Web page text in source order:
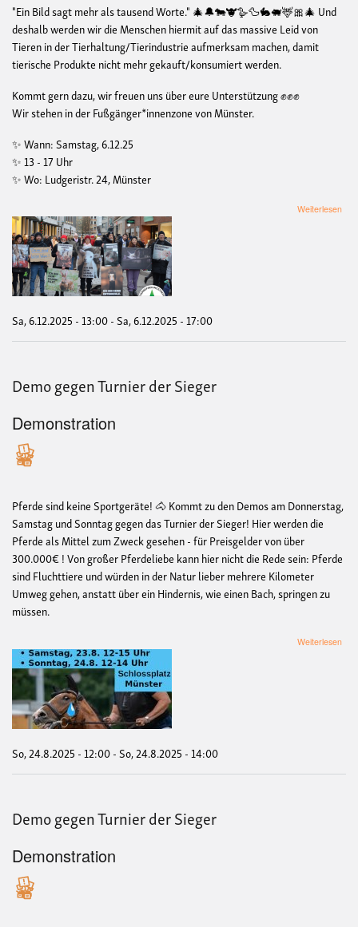
"Ein Bild sagt mehr als tausend Worte." 🎄🔔🐄🐮🪿🦆🐇🐖🦌🎀🎄 Und
deshalb werden wir die Menschen hiermit auf das massive Leid von
Tieren in der Tierhaltung/Tierindustrie aufmerksam machen, damit
tierische Produkte nicht mehr gekauft/konsumiert werden.
Kommt gern dazu, wir freuen uns über eure Unterstützung ✊✊✊
Wir stehen in der Fußgänger*innenzone von Münster.
✨ Wann: Samstag, 6.12.25
✨ 13 - 17 Uhr
✨ Wo: Ludgeristr. 24, Münster
Weiterlesen
Sa, 6.12.2025 - 13:00-Sa, 6.12.2025 - 17:00
Demo gegen Turnier der Sieger
Demonstration
Pferde sind keine Sportgeräte! 🐴 Kommt zu den Demos am Donnerstag,
Samstag und Sonntag gegen das Turnier der Sieger! Hier werden die
Pferde als Mittel zum Zweck gesehen - für Preisgelder von über
300.000€ ! Von großer Pferdeliebe kann hier nicht die Rede sein: Pferde
sind Fluchttiere und würden in der Natur lieber mehrere Kilometer
Umweg gehen, anstatt über ein Hindernis, wie einen Bach, springen zu
müssen.
Weiterlesen
So, 24.8.2025 - 12:00-So, 24.8.2025 - 14:00
Demo gegen Turnier der Sieger
Demonstration